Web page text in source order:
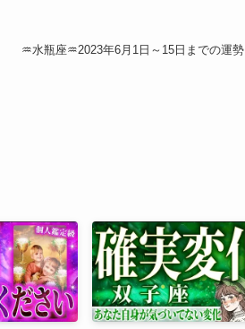
♒水瓶座♒2023年6月1日～15日までの運勢